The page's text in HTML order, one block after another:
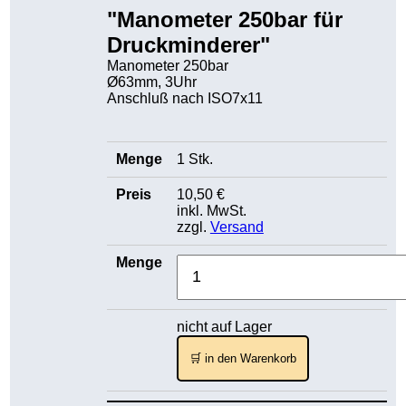
"Manometer 250bar für
Druckminderer"
Manometer 250bar
Ø63mm, 3Uhr
Anschluß nach ISO7x11
1 Stk.
10,50 €
inkl. MwSt.
zzgl. Versand
nicht auf Lager
🛒 in den Warenkorb